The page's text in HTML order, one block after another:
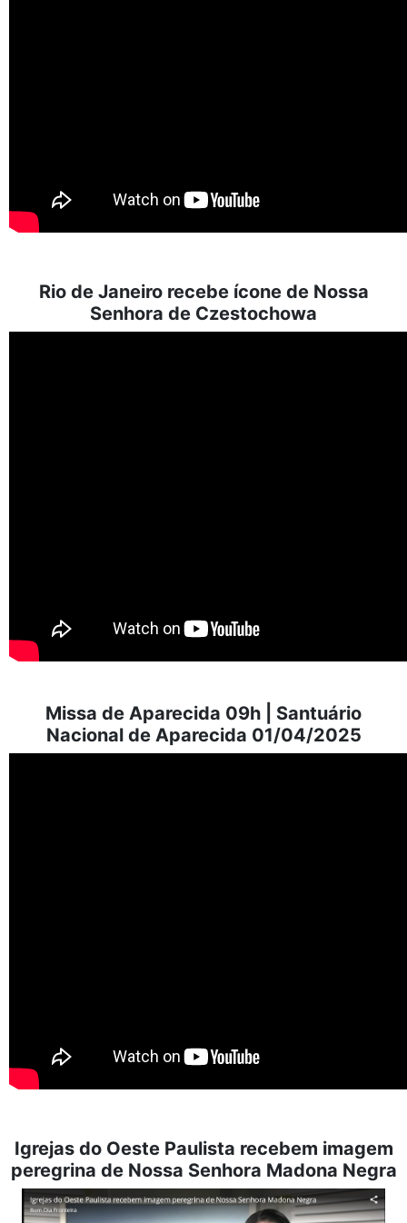
Rio de Janeiro recebe ícone de Nossa
Senhora de Czestochowa
Missa de Aparecida 09h | Santuário
Nacional de Aparecida 01/04/2025
Igrejas do Oeste Paulista recebem imagem
peregrina de Nossa Senhora Madona Negra